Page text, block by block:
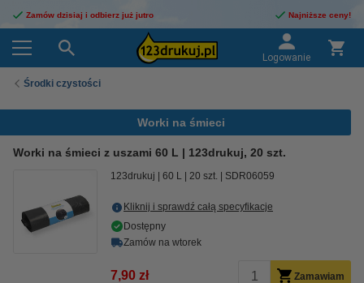
Zamów dzisiaj i odbierz już jutro Najniższe ceny!
Logowanie
Środki czystości
Worki na śmieci
Worki na śmieci z uszami 60 L | 123drukuj, 20 szt.
123drukuj 60 L 20 szt. SDR06059
Kliknij i sprawdź całą specyfikacje
Dostępny
Zamów na wtorek
7,90 zł Zamawiam